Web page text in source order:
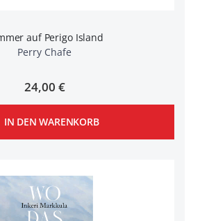
auf Perigo Island
Perry Chafe
24,00 €
IN DEN WARENKORB